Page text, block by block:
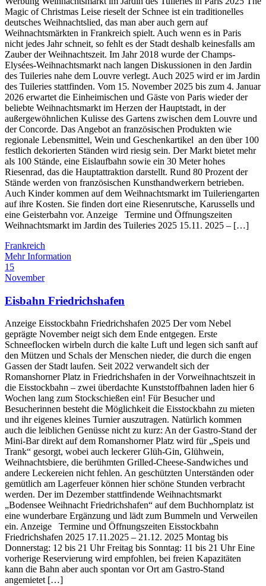
Magic of Christmas Leise rieselt der Schnee ist ein traditionelles
deutsches Weihnachtslied, das man aber auch gern auf
Weihnachtsmärkten in Frankreich spielt. Auch wenn es in Paris
nicht jedes Jahr schneit, so fehlt es der Stadt deshalb keinesfalls am
Zauber der Weihnachtszeit. Im Jahr 2018 wurde der Champs-
Elysées-Weihnachtsmarkt nach langen Diskussionen in den Jardin
des Tuileries nahe dem Louvre verlegt. Auch 2025 wird er im Jardin
des Tuileries stattfinden. Vom 15. November 2025 bis zum 4. Januar
2026 erwartet die Einheimischen und Gäste von Paris wieder der
beliebte Weihnachtsmarkt im Herzen der Hauptstadt, in der
außergewöhnlichen Kulisse des Gartens zwischen dem Louvre und
der Concorde. Das Angebot an französischen Produkten wie
regionale Lebensmittel, Wein und Geschenkartikel an den über 100
festlich dekorierten Ständen wird riesig sein. Der Markt bietet mehr
als 100 Stände, eine Eislaufbahn sowie ein 30 Meter hohes
Riesenrad, das die Hauptattraktion darstellt. Rund 80 Prozent der
Stände werden von französischen Kunsthandwerkern betrieben.
Auch Kinder kommen auf dem Weihnachtsmarkt im Tuileriengarten
auf ihre Kosten. Sie finden dort eine Riesenrutsche, Karussells und
eine Geisterbahn vor. Anzeige Termine und Öffnungszeiten
Weihnachtsmarkt im Jardin des Tuileries 2025 15.11. 2025 – […]
Frankreich
Mehr Information
15
November
Eisbahn Friedrichshafen
Anzeige Eisstockbahn Friedrichshafen 2025 Der vom Nebel
geprägte November neigt sich dem Ende entgegen. Erste
Schneeflocken wirbeln durch die kalte Luft und legen sich sanft auf
den Mützen und Schals der Menschen nieder, die durch die engen
Gassen der Stadt laufen. Seit 2022 verwandelt sich der
Romanshorner Platz in Friedrichshafen in der Vorweihnachtszeit in
die Eisstockbahn – zwei überdachte Kunststoffbahnen laden hier 6
Wochen lang zum Stockschießen ein! Für Besucher und
Besucherinnen besteht die Möglichkeit die Eisstockbahn zu mieten
und ihr eigenes kleines Turnier auszutragen. Natürlich kommen
auch die leiblichen Genüsse nicht zu kurz: An der Gastro-Stand der
Mini-Bar direkt auf dem Romanshorner Platz wird für „Speis und
Trank“ gesorgt, wobei auch leckerer Glüh-Gin, Glühwein,
Weihnachtsbiere, die berühmten Grilled-Cheese-Sandwiches und
andere Leckereien nicht fehlen. An geschützten Unterständen oder
gemütlich am Lagerfeuer können hier schöne Stunden verbracht
werden. Der im Dezember stattfindende Weihnachtsmarkt
„Bodensee Weihnacht Friedrichshafen“ auf dem Buchhornplatz ist
eine wunderbare Ergänzung und lädt zum Bummeln und Verweilen
ein. Anzeige Termine und Öffnungszeiten Eisstockbahn
Friedrichshafen 2025 17.11.2025 – 21.12. 2025 Montag bis
Donnerstag: 12 bis 21 Uhr Freitag bis Sonntag: 11 bis 21 Uhr Eine
vorherige Reservierung wird empfohlen, bei freien Kapazitäten
kann die Bahn aber auch spontan vor Ort am Gastro-Stand
angemietet […]